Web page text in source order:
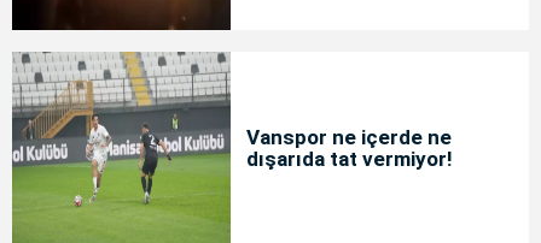
Vanspor ne içerde ne
dışarıda tat vermiyor!